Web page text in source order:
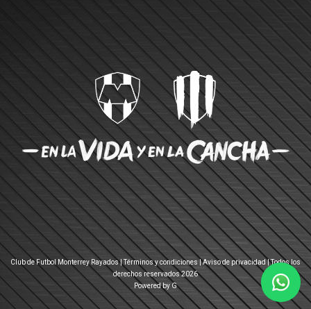
Club de Futbol Monterrey Rayados |Términos y condiciones |Aviso de privacidad | Todos los
derechos reservados 2026
Powered by G